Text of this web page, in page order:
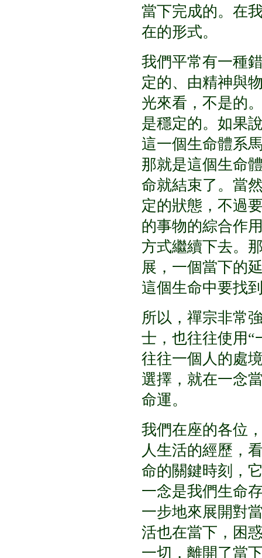
當下完成的。在
在的形式。
我們平常有一種
定的、由精神與
光來看，不是的
是穩定的。如果
這一個生命體系
那就是這個生命
命就結束了。當
定的狀態，不過
的事物的綜合作
方式繼續下去。
展，一個當下的
這個生命中要找
所以，禪宗非常
士，也往往使用“
往往一個人的處
選擇，就在一念
命運。
我們在座的各位
人生活的經歷，
命的關鍵時刻，
一念是我們生命
一步地來展開對
活也在當下，困
一切，離開了當